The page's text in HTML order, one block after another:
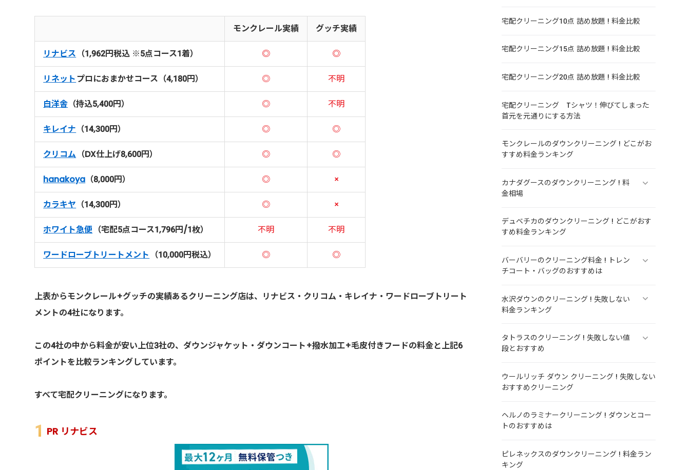
モンクレール実績 グッチ実績
リナビス （1,962円税込 ※5点コース1着） ◎ ◎
リネットプロにおまかせコース（4,180円） ◎ 不明
白洋舎 （持込5,400円） ◎ 不明
キレイナ （14,300円） ◎ ◎
クリコム （DX仕上げ8,600円） ◎ ◎
hanakoya （8,000円） ◎ ×
カラキヤ （14,300円） ◎ ×
ホワイト急便 （宅配5点コース1,796円/1枚） 不明 不明
ワードローブトリートメント （10,000円税込） ◎ ◎
上表からモンクレール+グッチの実績あるクリーニング店は、リナビス・クリコム・キレイナ・ワードローブトリート
メントの4社になります。
この4社の中から料金が安い上位3社の、ダウンジャケット・ダウンコート+撥水加工+毛皮付きフードの料金と上記6
ポイントを比較ランキングしています。
すべて宅配クリーニングになります。
PR リナビス
宅配クリーニング10点 詰め放題 ! 料金比較
宅配クリーニング15点 詰め放題 ! 料金比較
宅配クリーニング20点 詰め放題 ! 料金比較
宅配クリーニング Tシャツ！伸びてしまった
首元を元通りにする方法
モンクレールのダウンクリーニング ! どこがお
すすめ料金ランキング
カナダグースのダウンクリーニング ! 料
金相場
デュベチカのダウンクリーニング ! どこがおす
すめ料金ランキング
バーバリーのクリーニング料金 ! トレン
チコート・バッグのおすすめは
水沢ダウンのクリーニング ! 失敗しない
料金ランキング
タトラスのクリーニング ! 失敗しない値
段とおすすめ
ウールリッチ ダウン クリーニング ! 失敗しない
おすすめクリーニング
ヘルノのラミナークリーニング ! ダウンとコー
トのおすすめは
ピレネックスのダウンクリーニング ! 料金ラン
キング